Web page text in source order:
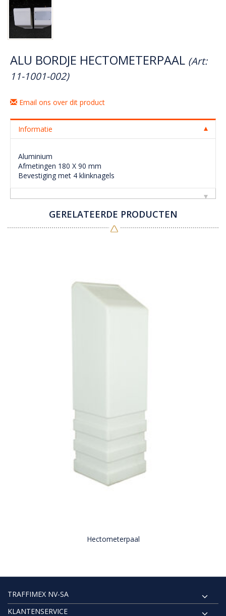
ALU BORDJE HECTOMETERPAAL (Art:
11-1001-002)
Email ons over dit product
Informatie
Aluminium
Afmetingen 180 X 90 mm
Bevestiging met 4 klinknagels
GERELATEERDE PRODUCTEN
Hectometerpaal
TRAFFIMEX NV-SA
KLANTENSERVICE